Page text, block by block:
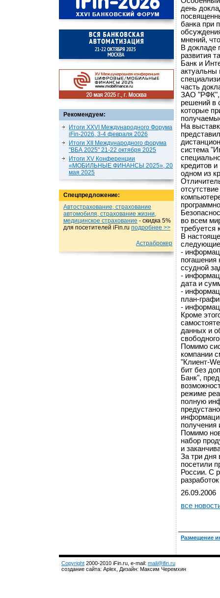
Рекомендуем:
Итоги XXVI Международного Форума
iFin-2026, 3-4 февраля 2026
Итоги XII Международного форума
"ВБА 2025" 21-22 октября 2025
Итоги XV Конференции
«МОБИЛЬНЫЕ ФИНАНСЫ 2025», 20
мая 2025
Спецпредложение:
Автострахование, страхование
автомобиля, страхование жизни,
медицинское страхование - cкидка 5%
для посетителей iFin.ru подробнеe >>
Астраброкер
день
банка при
мнений,
В докладе
развития
Банк и
актуальны
часть
ЗАО "РФК",
решений в
которые
На
система
кредитов
одном из
во всем
требуется
В
-
погашения
ссудной
-
дата и
-
план-
-
Кроме
данных и
Помимо
компании
"Клиент-
бит без
Банк",
режиме
полную
получения
Помимо
набор
и
За три дня
посетили
России. С
26.09.2006
все
Размещение
Copyright 2000-2010 iFin.ru, e-mail: mail@ifin.ru
создание сайта: Aplex, Дизайн: Максим Черемхин